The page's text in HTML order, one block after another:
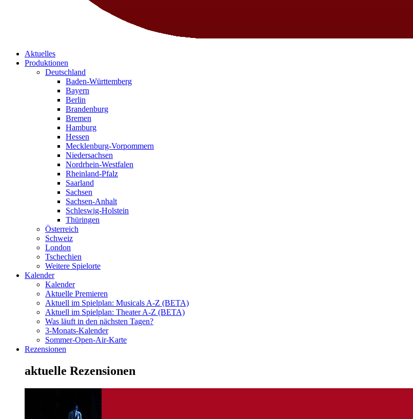
Aktuelles
Produktionen
Deutschland
Baden-Württemberg
Bayern
Berlin
Brandenburg
Bremen
Hamburg
Hessen
Mecklenburg-Vorpommern
Niedersachsen
Nordrhein-Westfalen
Rheinland-Pfalz
Saarland
Sachsen
Sachsen-Anhalt
Schleswig-Holstein
Thüringen
Österreich
Schweiz
London
Tschechien
Weitere Spielorte
Kalender
Kalender
Aktuelle Premieren
Aktuell im Spielplan: Musicals A-Z (BETA)
Aktuell im Spielplan: Theater A-Z (BETA)
Was läuft in den nächsten Tagen?
3-Monats-Kalender
Sommer-Open-Air-Karte
Rezensionen
aktuelle Rezensionen